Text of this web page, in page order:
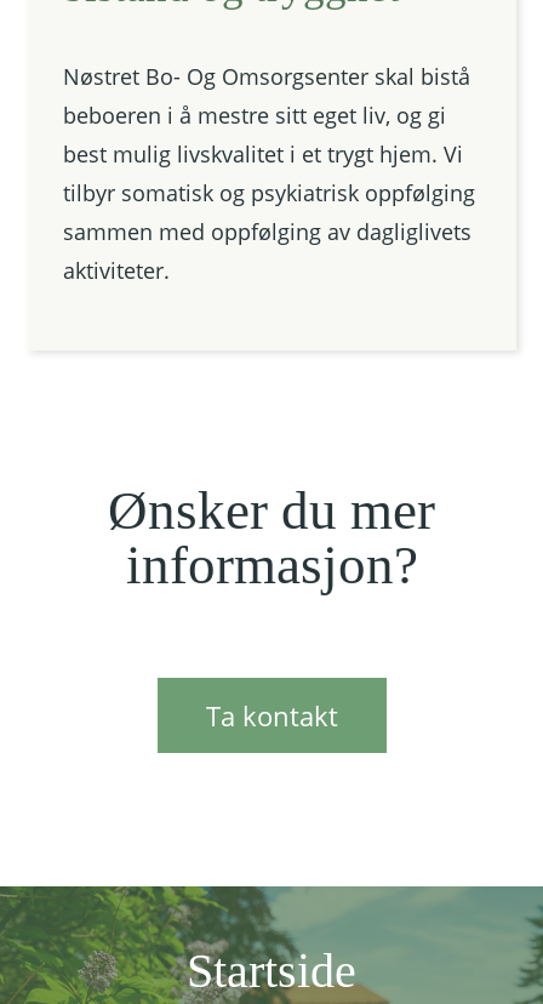
Nøstret Bo- Og Omsorgsenter skal bistå
beboeren i å mestre sitt eget liv, og gi
best mulig livskvalitet i et trygt hjem. Vi
tilbyr somatisk og psykiatrisk oppfølging
sammen med oppfølging av dagliglivets
aktiviteter.
Ønsker du mer
informasjon?
Ta kontakt
Startside